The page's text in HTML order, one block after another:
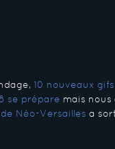
10 nouveaux gifs
se prépare mais
Néo-Versailles a